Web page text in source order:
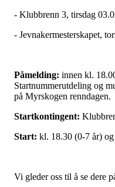
- Klubbrenn 3, tirsdag
- Jevnakermesterskapet,
Påmelding: innen kl.
Startnummerutdeling og
på Myrskogen renndagen.
Startkontingent:
Start: kl. 18.30 (0-7 år)
Vi gleder oss til å se dere